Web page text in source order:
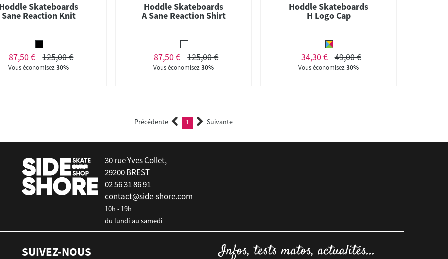
Skateboards
Sane Reaction Knit
87,50 € 125,00 €
Vous économisez30%
Hoddle Skateboards
A Sane Reaction Shirt
87,50 € 125,00 €
Vous économisez30%
Hoddle Skateboards
H Logo Cap
34,30 € 49,00 €
Vous économisez30%
Précédente 1 (current)Suivante
30 rue Yves Collet,
29200 BREST
02 56 31 86 91
contact@side-shore.com
10h - 19h
du lundi au samedi
SUIVEZ-NOUS